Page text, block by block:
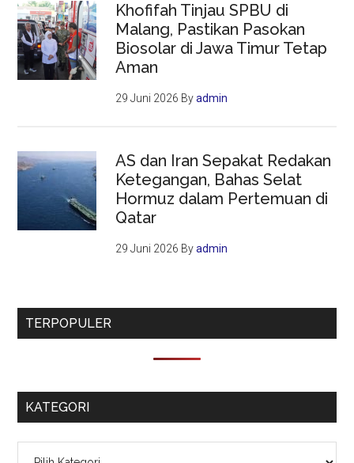
Khofifah Tinjau SPBU di
Malang, Pastikan Pasokan
Biosolar di Jawa Timur Tetap
Aman
29 Juni 2026 Byadmin
AS dan Iran Sepakat Redakan
Ketegangan, Bahas Selat
Hormuz dalam Pertemuan di
Qatar
29 Juni 2026 Byadmin
TERPOPULER
KATEGORI